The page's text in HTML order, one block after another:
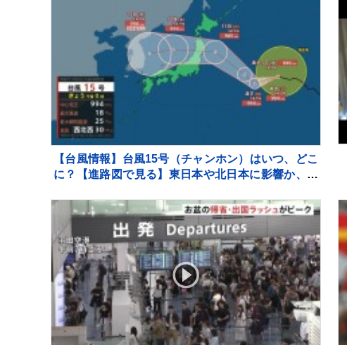
【台風情報】台風15号（チャンホン）はいつ、どこ
に？【進路図で見る】東日本や北日本に影響か、大
風・高潮・うねりを伴った高波などに厳重警戒必要